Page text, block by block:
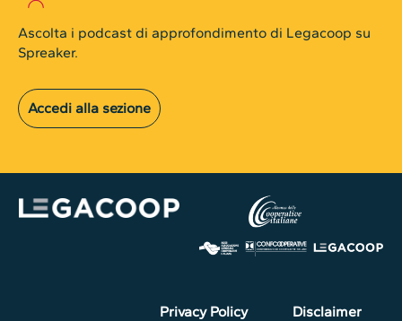
Ascolta i podcast di approfondimento di Legacoop su
Spreaker.
Accedi alla sezione
Privacy Policy
Disclaimer